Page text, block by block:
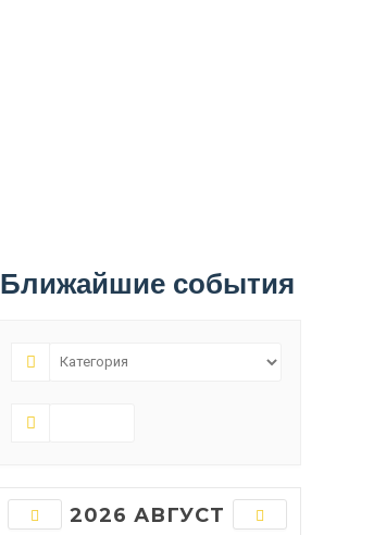
Ближайшие события
2026 АВГУСТ